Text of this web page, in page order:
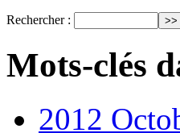
Rechercher :
Mots-clés
2012